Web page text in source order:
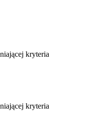
kryteria
kryteria